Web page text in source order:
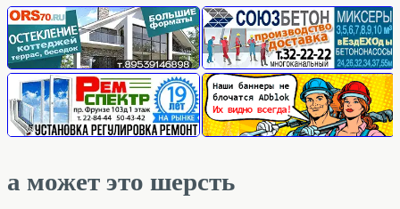
а может это шерсть